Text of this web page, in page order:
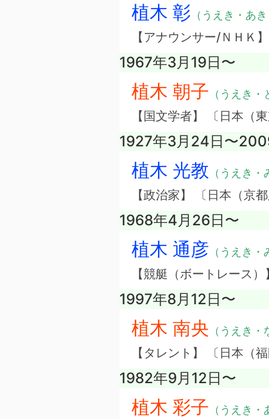
植木 彰 （うえき・あき
【アナウンサー/ＮＨＫ
1967年3月19日〜
植木 朝子 （うえき・
【国文学者】 〔日本（東
1927年3月24日〜
植木 光教 （うえき・
【政治家】 〔日本（京都
1968年4月26日〜
植木 通彦 （うえき・
【競艇（ボートレース
1997年8月12日〜
植木 南央 （うえき・
【タレント】 〔日本（
1982年9月12日〜
植木 彩子 （うえき・